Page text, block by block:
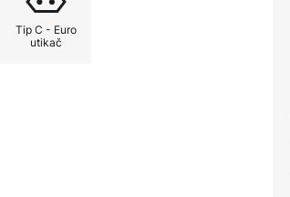
Tip C - Euro
utikač